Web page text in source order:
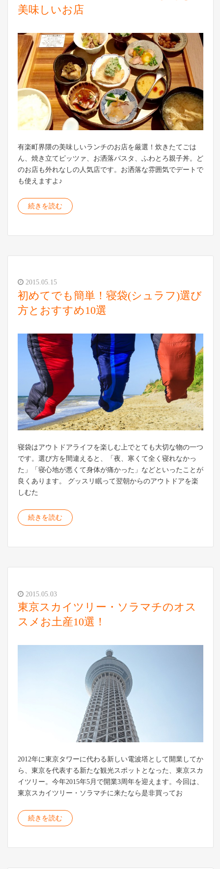
美味しいお店
有楽町界隈の美味しいランチのお店を厳選！炊きたてごは
ん、焼き立てピッツァ、お洒落パスタ、ふわとろ親子丼。ど
のお店も外れなしの人気店です。お洒落な雰囲気でデートで
も使えますよ♪
続きを読む
2015.05.15
初めてでも簡単！寝袋(シュラフ)選び
方とおすすめ10選
寝袋はアウトドアライフを楽しむ上でとても大切な物の一つ
です。選び方を間違えると、「夜、寒くて全く寝れなかっ
た」「寝心地が悪くて身体が痛かった」などといったことが
良くあります。 グッスリ眠って翌朝からのアウトドアを楽
しむた
続きを読む
2015.05.03
東京スカイツリー・ソラマチのオス
スメお土産10選！
2012年に東京タワーに代わる新しい電波塔として開業してか
ら、東京を代表する新たな観光スポットとなった、東京スカ
イツリー。今年2015年5月で開業3周年を迎えます。今回は、
東京スカイツリー・ソラマチに来たなら是非買ってお
続きを読む